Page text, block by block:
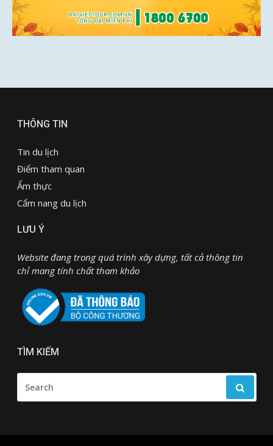
THÔNG TIN
Tin du lịch
Điểm tham quan
Ẩm thực
Cẩm nang du lịch
LƯU Ý
Website đang trong quá trình xây dựng, tất cả thông tin
chỉ mang tính chất tham khảo
TÌM KIẾM
FOR: